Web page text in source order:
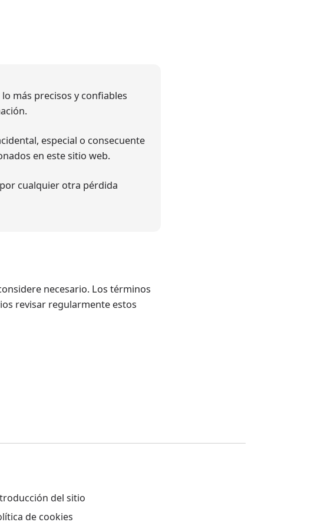
más precisos y confiables
especial o consecuente
en este sitio web.
cualquier otra pérdida
necesario. Los términos
revisar regularmente estos
del sitio
de cookies